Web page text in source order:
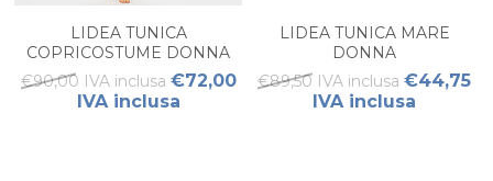
LIDEA TUNICA
COPRICOSTUME DONNA
€90,00 IVA inclusa €72,00
IVA inclusa
LIDEA TUNICA MARE
DONNA
€89,50 IVA inclusa €44,75
IVA inclusa